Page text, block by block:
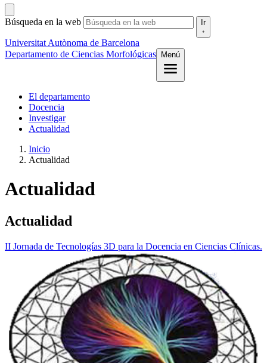
Búsqueda en la web Ir
Universitat Autònoma de Barcelona
Departamento de Ciencias Morfológicas
Menú
El departamento
Docencia
Investigar
Actualidad
Inicio
Actualidad
Actualidad
Actualidad
II Jornada de Tecnologías 3D para la Docencia en Ciencias Clínicas.